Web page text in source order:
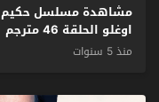
مشاهدة مسلسل حكيم
اوغلو الحلقة 46 مترجم
منذ 5 سنوات